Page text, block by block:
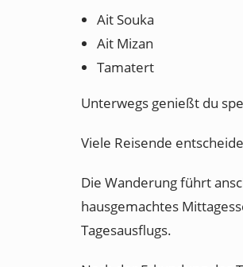
Ait Souka
Ait Mizan
Tamatert
Unterwegs genießt du
Viele Reisende
Die Wanderung führt
hausgemachtes
Tagesausflugs.